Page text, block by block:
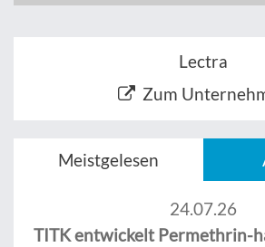
Lectra
Zum
Meistgelesen
24.07.26
TITK entwickelt Permethrin-